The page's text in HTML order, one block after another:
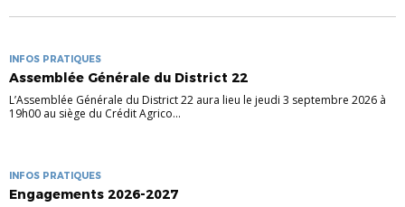
INFOS PRATIQUES
Assemblée Générale du District 22
L’Assemblée Générale du District 22 aura lieu le jeudi 3 septembre 2026 à
19h00 au siège du Crédit Agrico...
INFOS PRATIQUES
Engagements 2026-2027